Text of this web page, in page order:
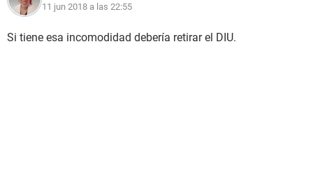
11 jun 2018 a las 22:55
Si tiene esa incomodidad debería retirar el DIU.